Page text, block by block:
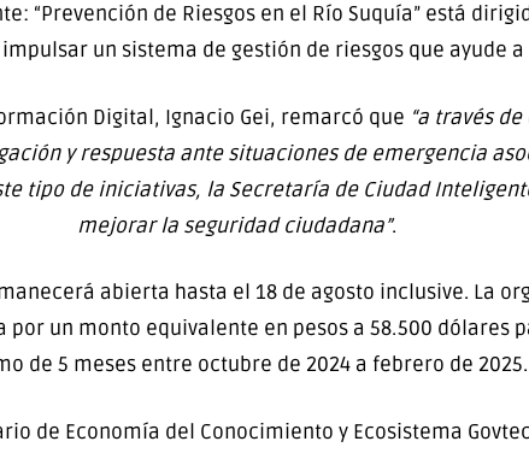
“Prevención de Riesgos en el Río Suquía” está
un sistema de gestión de riesgos que ayude
Digital, Ignacio Gei, remarcó que “a través
y respuesta ante situaciones de emergencia
tipo de iniciativas, la Secretaría de Ciudad
mejorar la seguridad ciudadana”.
abierta hasta el 18 de agosto inclusive. La
un monto equivalente en pesos a 58.500 dólares
de 5 meses entre octubre de 2024 a febrero de 2025.
de Economía del Conocimiento y Ecosistema